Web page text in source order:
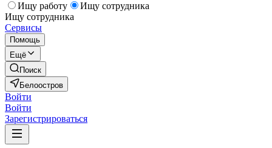
Ищу работу
Ищу сотрудника
Ищу сотрудника
Сервисы
Помощь
Ещё
Поиск
Белоостров
Войти
Войти
Зарегистрироваться